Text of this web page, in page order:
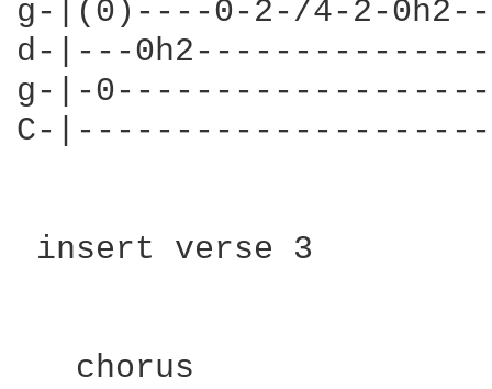
g-|(0)----0-2-/4-2-
d-|---
g-|-
C-
insert verse 3
chorus